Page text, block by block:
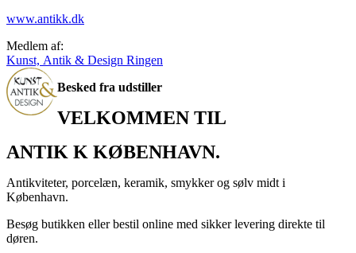
www.antikk.dk
Medlem af:
Kunst, Antik & Design Ringen
Besked fra udstiller
VELKOMMEN TIL
ANTIK K KØBENHAVN.
Antikviteter, porcelæn, keramik, smykker og sølv midt i
København.
Besøg butikken eller bestil online med sikker levering direkte til
døren.